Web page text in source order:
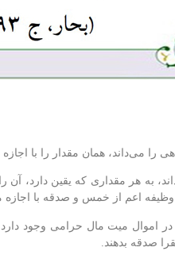
می‌داند، همان مقدار را با اجازه
به هر مقداری که یقین دارد،
وظیفه اعم از خمس و صدقه با اجازه
اموال میت مال حرامی وجود
صدقه بدهند.